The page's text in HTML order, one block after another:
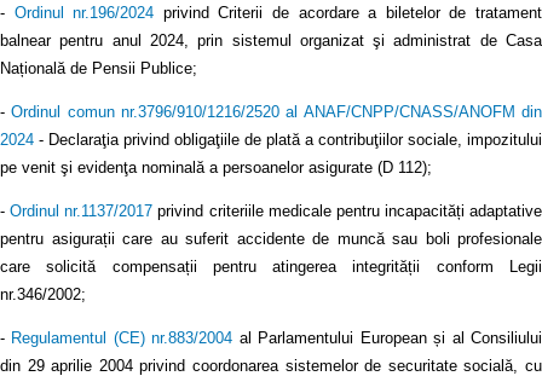
- Ordinul nr.196/2024 privind Criterii de acordare a biletelor de tratament
balnear pentru anul 2024, prin sistemul organizat şi administrat de Casa
Națională de Pensii Publice;
-Ordinul comun nr.3796/910/1216/2520 al ANAF/CNPP/CNASS/ANOFM din
2024 - Declaraţia privind obligaţiile de plată a contribuţiilor sociale, impozitului
pe venit şi evidenţa nominală a persoanelor asigurate (D 112);
-Ordinul nr.1137/2017 privind criteriile medicale pentru incapacități adaptative
pentru asigurații care au suferit accidente de muncă sau boli profesionale
care solicită compensații pentru atingerea integrității conform Legii
nr.346/2002;
- Regulamentul (CE) nr.883/2004 al Parlamentului European și al Consiliului
din 29 aprilie 2004 privind coordonarea sistemelor de securitate socială, cu